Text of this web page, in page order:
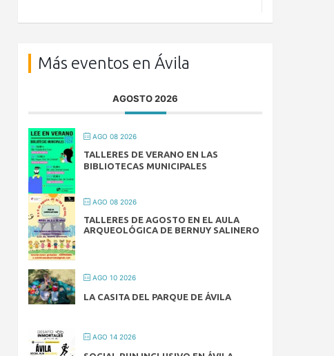
Más eventos en Ávila
AGOSTO 2026
AGO 08 2026
TALLERES DE VERANO EN LAS
BIBLIOTECAS MUNICIPALES
AGO 08 2026
TALLERES DE AGOSTO EN EL AULA
ARQUEOLÓGICA DE BERNUY SALINERO
AGO 10 2026
LA CASITA DEL PARQUE DE ÁVILA
AGO 14 2026